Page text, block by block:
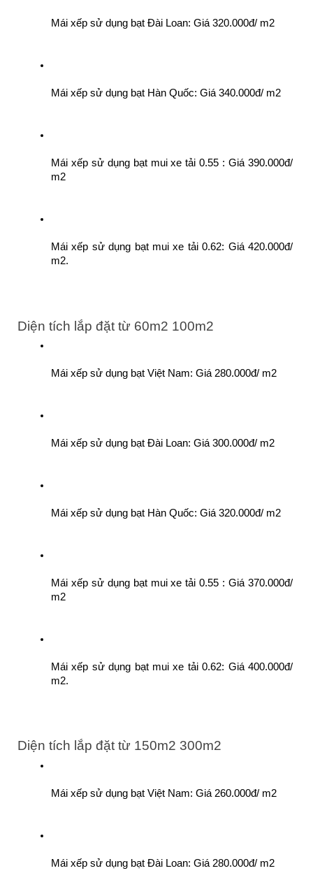
Mái xếp sử dụng bạt Đài Loan: Giá 320.000đ/ m2
Mái xếp sử dụng bạt Hàn Quốc: Giá 340.000đ/ m2
Mái xếp sử dụng bạt mui xe tải 0.55 : Giá 390.000đ/
m2
Mái xếp sử dụng bạt mui xe tải 0.62: Giá 420.000đ/
m2.
Diện tích lắp đặt từ 60m2 100m2
Mái xếp sử dụng bạt Việt Nam: Giá 280.000đ/ m2
Mái xếp sử dụng bạt Đài Loan: Giá 300.000đ/ m2
Mái xếp sử dụng bạt Hàn Quốc: Giá 320.000đ/ m2
Mái xếp sử dụng bạt mui xe tải 0.55 : Giá 370.000đ/
m2
Mái xếp sử dụng bạt mui xe tải 0.62: Giá 400.000đ/
m2.
Diện tích lắp đặt từ 150m2 300m2
Mái xếp sử dụng bạt Việt Nam: Giá 260.000đ/ m2
Mái xếp sử dụng bạt Đài Loan: Giá 280.000đ/ m2